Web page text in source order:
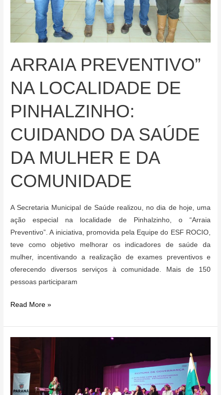
SECRETARIA
MUNICIPAL
É
UM
SUCESSO
E
GERA
OPORTUNIDADES
PROFISSIONAIS
ARRAIA PREVENTIVO”
NA LOCALIDADE DE
PINHALZINHO:
CUIDANDO DA SAÚDE
DA MULHER E DA
COMUNIDADE
A Secretaria Municipal de Saúde realizou, no dia de hoje, uma
ação especial na localidade de Pinhalzinho, o “Arraia
Preventivo”. A iniciativa, promovida pela Equipe do ESF ROCIO,
teve como objetivo melhorar os indicadores de saúde da
mulher, incentivando a realização de exames preventivos e
oferecendo diversos serviços à comunidade. Mais de 150
pessoas participaram
ARRAIA
NA
DE
PINHALZINHO:
CUIDANDO
DA
Read More »